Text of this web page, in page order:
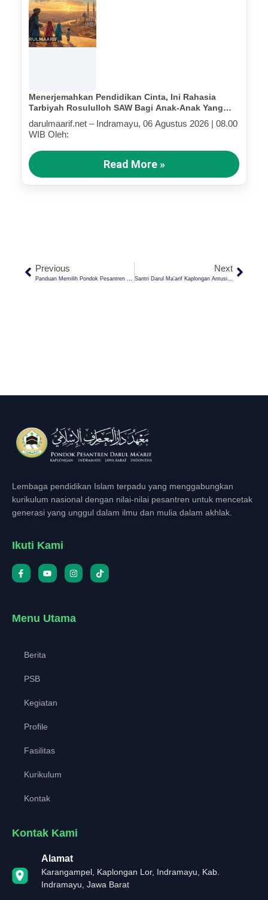
Menerjemahkan Pendidikan Cinta, Ini Rahasia
Tarbiyah Rosululloh SAW Bagi Anak-Anak Yang
Terluka (Bagian IV)
darulmaarif.net – Indramayu, 06 Agustus 2026 | 08.00
WIB Oleh:
Read More »
Previous Next
Santri Darul Ma’arif Kaplongan Antusias Studi Kampus Ke UPI, Bahas Beasiswa Hingga Peluang Kuliah Di Jepang!
Lembaga pendidikan Islam terpadu yang menggabungkan
kurikulum nasional dengan nilai-nilai pesantren untuk mencetak
generasi yang unggul dalam ilmu dan mulia dalam akhlak.
Ikuti Kami
Menu Utama
Berita
PSB
Kegiatan
Profile
Fasilitas
Kurikulum
Kontak
Kontak Kami
Alamat
Karangampel, Kaplongan Lor, Indramayu, Kab.
Indramayu, Jawa Barat